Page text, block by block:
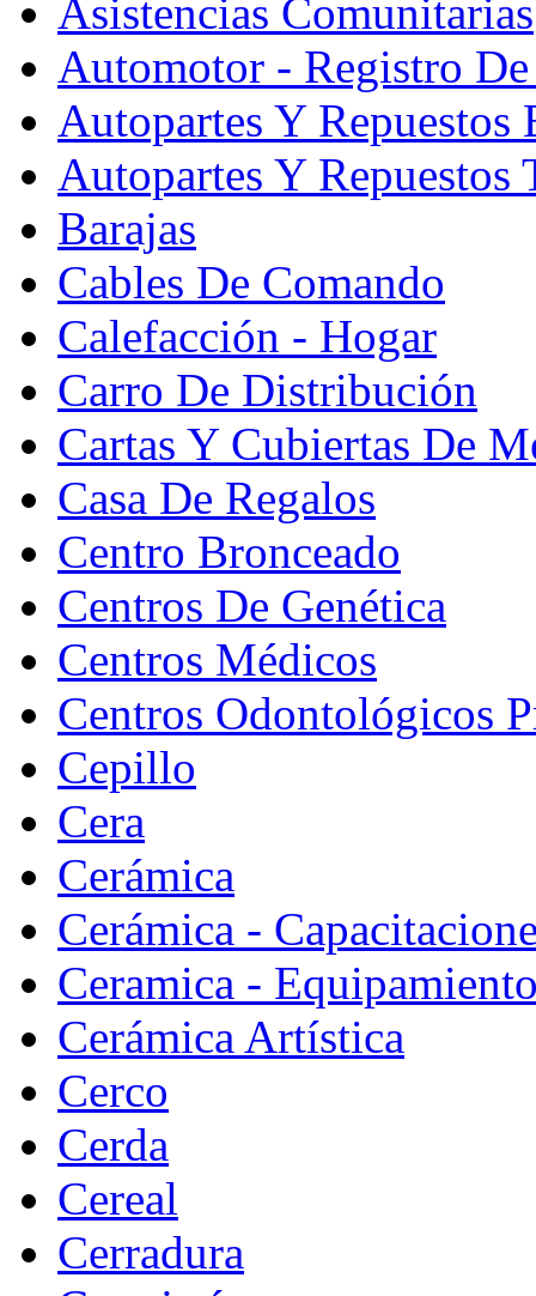
Asistencias Comunitarias
Automotor - Registro
Autopartes Y Repuestos
Autopartes Y Repuestos
Barajas
Cables De Comando
Calefacción - Hogar
Carro De Distribución
Cartas Y Cubiertas De
Casa De Regalos
Centro Bronceado
Centros De Genética
Centros Médicos
Centros Odontológicos
Cepillo
Cera
Cerámica
Cerámica -
Ceramica -
Cerámica Artística
Cerco
Cerda
Cereal
Cerradura